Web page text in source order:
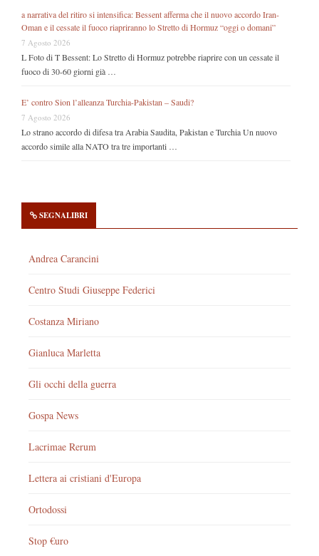
a narrativa del ritiro si intensifica: Bessent afferma che il nuovo accordo Iran-
Oman e il cessate il fuoco riapriranno lo Stretto di Hormuz “oggi o domani”
7 Agosto 2026
L Foto di T Bessent: Lo Stretto di Hormuz potrebbe riaprire con un cessate il
fuoco di 30-60 giorni già …
E’ contro Sion l’alleanza Turchia-Pakistan – Saudi?
7 Agosto 2026
Lo strano accordo di difesa tra Arabia Saudita, Pakistan e Turchia Un nuovo
accordo simile alla NATO tra tre importanti …
SEGNALIBRI
Andrea Carancini
Centro Studi Giuseppe Federici
Costanza Miriano
Gianluca Marletta
Gli occhi della guerra
Gospa News
Lacrimae Rerum
Lettera ai cristiani d'Europa
Ortodossi
Stop €uro